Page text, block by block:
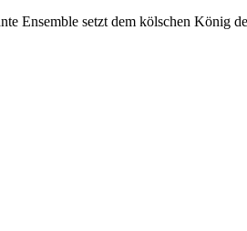
Ensemble setzt dem kölschen König